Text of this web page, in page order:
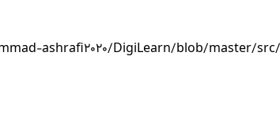
ashrafi2020/DigiLearn/blob/master/